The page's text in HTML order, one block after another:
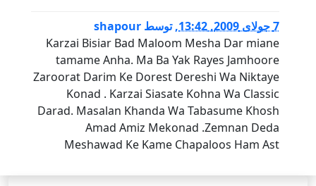
7 جولای 2009, 13:42 ,توسط shapour
Karzai Bisiar Bad Maloom Mesha Dar miane
tamame Anha. Ma Ba Yak Rayes Jamhoore
Zaroorat Darim Ke Dorest Dereshi Wa Niktaye
Konad . Karzai Siasate Kohna Wa Classic
Darad. Masalan Khanda Wa Tabasume Khosh
Amad Amiz Mekonad .Zemnan Deda
Meshawad Ke Kame Chapaloos Ham Ast